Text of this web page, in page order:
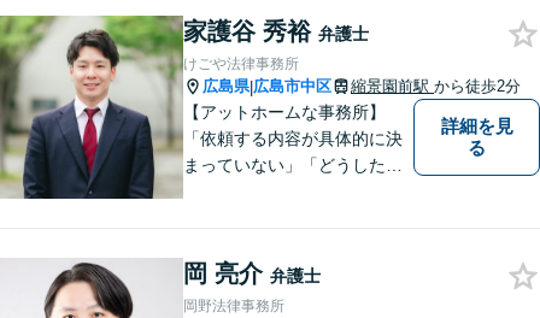
家護谷 秀裕 弁護士
けごや法律事務所
広島県|広島市中区 縮景園前駅 から徒歩2分
【アットホームな事務所】
「依頼する内容が具体的に決
まっていない」「どうしたら
件、借金問題、消費者被害を
取り扱っております。
詳細を見
る
岡 亮介 弁護士
岡野法律事務所